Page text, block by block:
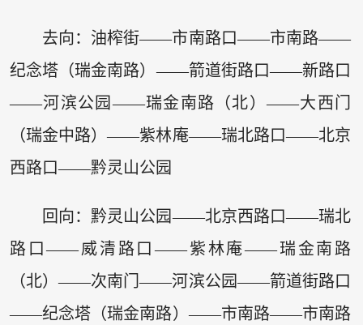
去向：油榨街——市南路口——市南路——
纪念塔（瑞金南路）——箭道街路口——新路口
——河滨公园——瑞金南路（北）——大西门
（瑞金中路）——紫林庵——瑞北路口——北京
西路口——黔灵山公园
回向：黔灵山公园——北京西路口——瑞北
路口——威清路口——紫林庵——瑞金南路
（北）——次南门——河滨公园——箭道街路口
——纪念塔（瑞金南路）——市南路——市南路